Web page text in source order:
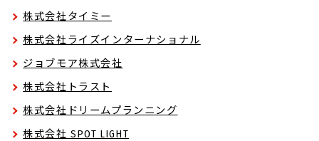
株式会社タイミー
株式会社ライズインターナショナル
ジョブモア株式会社
株式会社トラスト
株式会社ドリームプランニング
株式会社 SPOT LIGHT